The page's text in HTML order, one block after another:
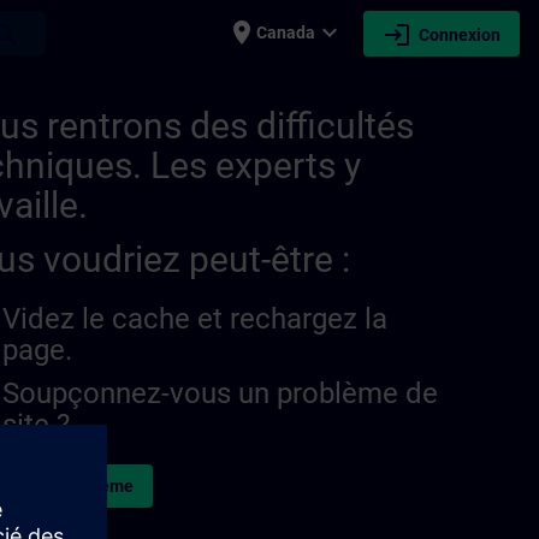
place Canada expand_more login Connexion
rentrons des difficultés
Les experts y
voudriez peut-être :
Videz le cache et rechargez la
page.
Soupçonnez-vous un problème de
site ?
le problème